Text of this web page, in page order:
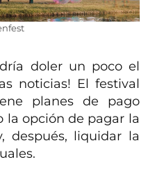
doler un poco el
noticias! El festival
planes de pago
la opción de pagar la
después, liquidar la